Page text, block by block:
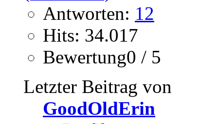
Antworten: 12
Hits: 34.017
Bewertung0 / 5
Letzter Beitrag von
GoodOldErin